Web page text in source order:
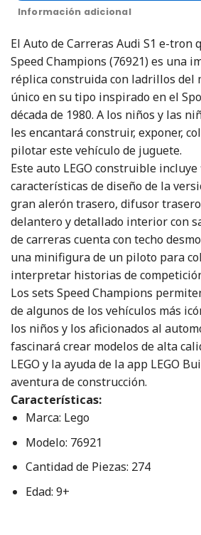
Información adicional
El Auto de Carreras Audi S1 e-tron
Speed Champions (76921) es una
réplica construida con ladrillos del
único en su tipo inspirado en el
década de 1980. A los niños y las
les encantará construir, exponer,
pilotar este vehículo de juguete.
Este auto LEGO construible
características de diseño de la
gran alerón trasero, difusor
delantero y detallado interior con
de carreras cuenta con techo
una minifigura de un piloto para
interpretar historias de
Los sets Speed Champions
de algunos de los vehículos más
los niños y los aficionados al
fascinará crear modelos de alta
LEGO y la ayuda de la app LEGO
aventura de construcción.
Características:
Marca: Lego
Modelo: 76921
Cantidad de Piezas: 274
Edad: 9+